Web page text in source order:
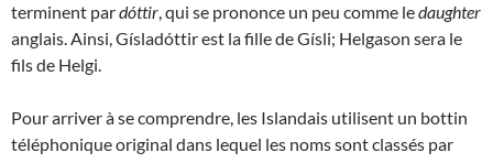
terminent pardóttir, qui se prononce un peu comme ledaughter
anglais. Ainsi, Gísladóttir est la fille de Gísli; Helgason sera le
fils de Helgi.
Pour arriver à se comprendre, les Islandais utilisent un bottin
téléphonique original dans lequel les noms sont classés par